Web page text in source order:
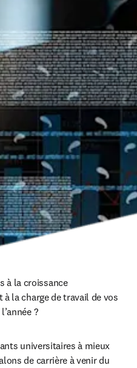
à la croissance
la charge de travail de vos
?
universitaires à mieux
de carrière à venir du